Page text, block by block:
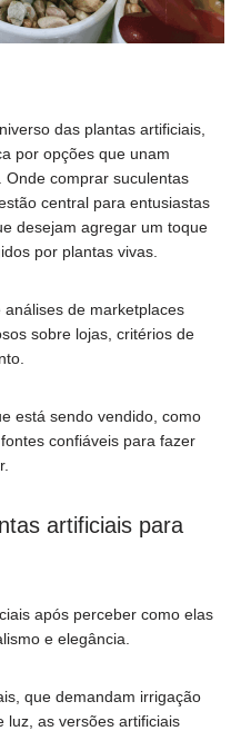
das plantas artificiais,
por opções que unam
Onde comprar suculentas
central para entusiastas
desejam agregar um toque
por plantas vivas.
de marketplaces
sobre lojas, critérios de
está sendo vendido, como
confiáveis para fazer
artificiais para
após perceber como elas
e elegância.
que demandam irrigação
luz, as versões artificiais